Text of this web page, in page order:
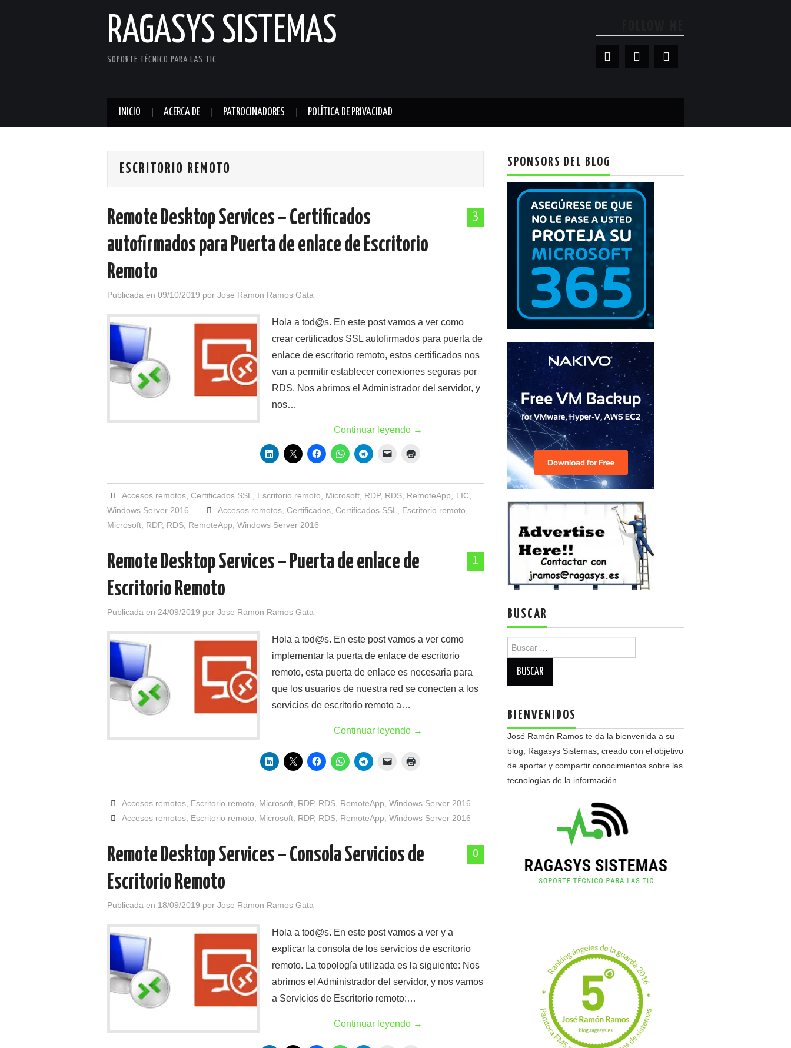
RAGASYS SISTEMAS
SOPORTE TÉCNICO PARA LAS TIC
INICIO ACERCA DE PATROCINADORES POLÍTICA DE PRIVACIDAD
ESCRITORIO REMOTO
3
Remote Desktop Services – Certificados
autofirmados para Puerta de enlace de Escritorio
Remoto
Publicada en 09/10/2019 por Jose Ramon Ramos Gata
Hola a tod@s. En este post vamos a ver como
crear certificados SSL autofirmados para puerta de
enlace de escritorio remoto, estos certificados nos
van a permitir establecer conexiones seguras por
RDS. Nos abrimos el Administrador del servidor, y
nos…
Continuar leyendo →
Accesos remotos ,Certificados SSL Escritorio remoto Microsoft RDP, RDS RemoteApp ,TIC
Windows Server 2016
Accesos remotos ,Certificados ,Certificados SSL Escritorio remoto
Microsoft RDP, RDS RemoteApp Windows Server 2016
1
Remote Desktop Services – Puerta de enlace de
Escritorio Remoto
Publicada en 24/09/2019 por Jose Ramon Ramos Gata
Hola a tod@s. En este post vamos a ver como
implementar la puerta de enlace de escritorio
remoto, esta puerta de enlace es necesaria para
que los usuarios de nuestra red se conecten a los
servicios de escritorio remoto a…
Continuar leyendo →
Accesos remotos Escritorio remoto Microsoft RDP, RDS RemoteApp ,Windows Server 2016
Accesos remotos Escritorio remoto Microsoft RDP, RDS RemoteApp ,Windows Server 2016
0
Remote Desktop Services – Consola Servicios de
Escritorio Remoto
Publicada en 18/09/2019 por Jose Ramon Ramos Gata
Hola a tod@s. En este post vamos a ver y a
explicar la consola de los servicios de escritorio
remoto. La topología utilizada es la siguiente: Nos
abrimos el Administrador del servidor, y nos vamos
a Servicios de Escritorio remoto:…
Continuar leyendo →
SPONSORS DEL BLOG
BUSCAR
BIENVENIDOS
José Ramón Ramos te da la bienvenida a su
blog, Ragasys Sistemas, creado con el objetivo
de aportar y compartir conocimientos sobre las
tecnologías de la información.